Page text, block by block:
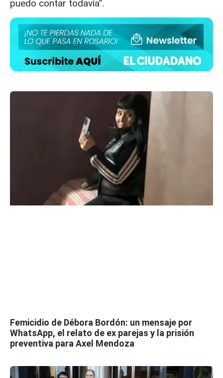
puedo contar todavía”.
Femicidio de Débora Bordón: un mensaje por
WhatsApp, el relato de ex parejas y la prisión
preventiva para Axel Mendoza